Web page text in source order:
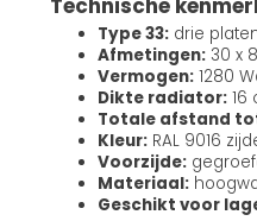
Type 33: drie
Afmetingen: 30 x
Vermogen: 1280
Dikte radiator: 16
Totale afstand
Kleur: RAL 9016
Voorzijde:
Materiaal:
Geschikt voor